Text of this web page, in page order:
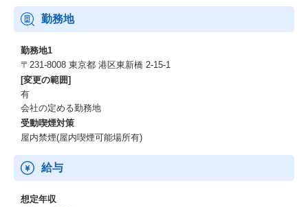
勤務地
勤務地1
〒231‐8008 東京都 港区東新橋 2-15-1
[変更の範囲]
有
会社の定める勤務地
受動喫煙対策
屋内禁煙(屋内喫煙可能場所有)
給与
想定年収